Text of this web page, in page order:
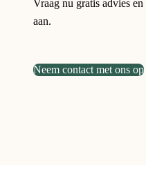
Vraag nu gratis advies
aan.
Neem contact met ons op